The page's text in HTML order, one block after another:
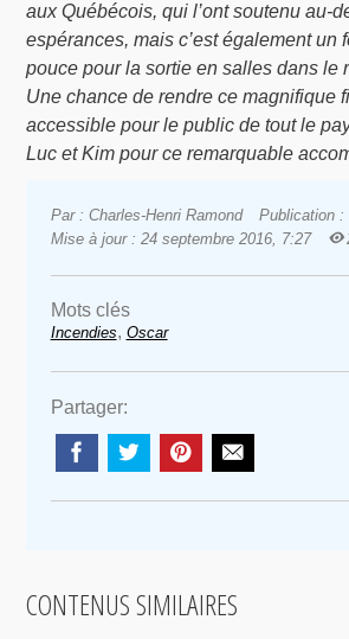
aux Québécois, qui l’ont soutenu au-
espérances, mais c’est également un
pouce pour la sortie en salles dans le
Une chance de rendre ce magnifique
accessible pour le public de tout le
Luc et Kim pour ce remarquable
Par : Charles-Henri Ramond
Publication :
Mise à jour : 24 septembre 2016, 7:27
Mots clés
Incendies, Oscar
Partager:
CONTENUS SIMILAIRES